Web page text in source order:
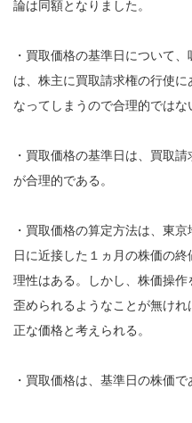
論は同額となりました。
・買取価格の基準日について
は、株主に買取請求権の行使
なってしまうので合理的ではな
・買取価格の基準日は、買取
が合理的である。
・買取価格の算定方法は、東
日に近接した１ヵ月の株価の
理性はある。しかし、株価操
歪められるようなことが無け
正な価格と考えられる。
・買取価格は、基準日の株価